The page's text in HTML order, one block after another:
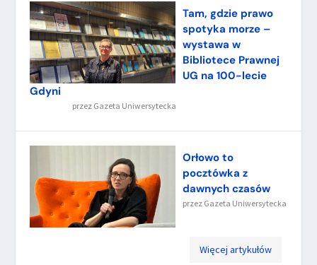
Tam, gdzie prawo
spotyka morze –
wystawa w
Bibliotece Prawnej
UG na 100-lecie
Gdyni
przez Gazeta Uniwersytecka
Orłowo to
pocztówka z
dawnych czasów
przez Gazeta Uniwersytecka
Więcej artykułów